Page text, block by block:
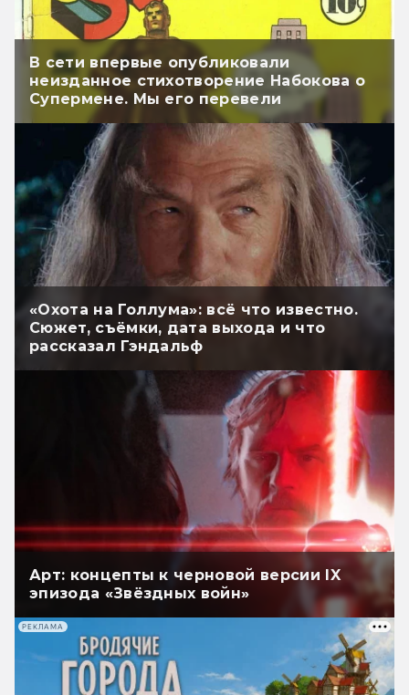
В сети впервые опубликовали
неизданное стихотворение Набокова о
Супермене. Мы его перевели
«Охота на Голлума»: всё что известно.
Сюжет, съёмки, дата выхода и что
рассказал Гэндальф
Арт: концепты к черновой версии IX
эпизода «Звёздных войн»
РЕКЛАМА